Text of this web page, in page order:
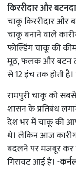
किररीदार और
चाकू किररीदार और
चाकू बनाने वाले
फोल्डिंग चाकू की
मूठ, फलक और बटन
से 12 इंच तक होती
रामपुरी चाकू को
शासन के प्रतिबंध
देश भर में चाकू की
थे। लेकिन आज
बदलने पर मजबूर कर
गिरावट आई है। -